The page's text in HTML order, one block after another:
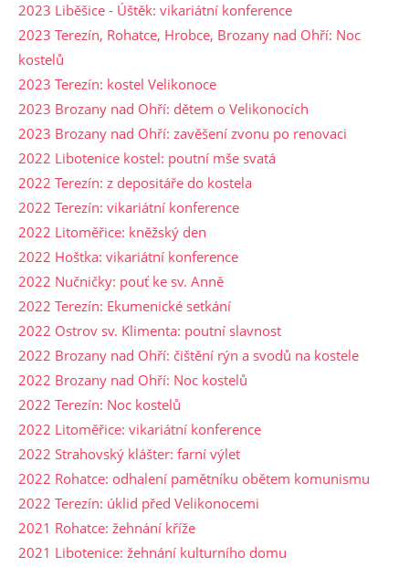
2023 Liběšice - Úštěk: vikariátní konference
2023 Terezín, Rohatce, Hrobce, Brozany nad Ohří: Noc
kostelů
2023 Terezín: kostel Velikonoce
2023 Brozany nad Ohří: dětem o Velikonocích
2023 Brozany nad Ohří: zavěšení zvonu po renovaci
2022 Libotenice kostel: poutní mše svatá
2022 Terezín: z depositáře do kostela
2022 Terezín: vikariátní konference
2022 Litoměřice: kněžský den
2022 Hoštka: vikariátní konference
2022 Nučničky: pouť ke sv. Anně
2022 Terezín: Ekumenické setkání
2022 Ostrov sv. Klimenta: poutní slavnost
2022 Brozany nad Ohří: čištění rýn a svodů na kostele
2022 Brozany nad Ohří: Noc kostelů
2022 Terezín: Noc kostelů
2022 Litoměřice: vikariátní konference
2022 Strahovský klášter: farní výlet
2022 Rohatce: odhalení pamětníku obětem komunismu
2022 Terezín: úklid před Velikonocemi
2021 Rohatce: žehnání kříže
2021 Libotenice: žehnání kulturního domu